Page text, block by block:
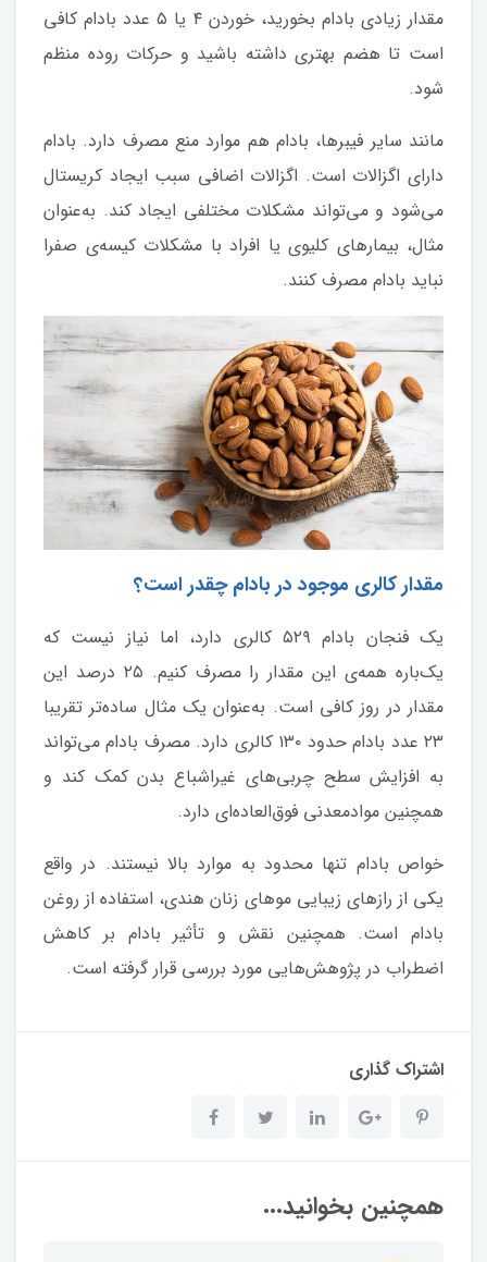
مقدار زیادی بادام بخورید، خوردن ۴ یا ۵ عدد بادام کافی
است تا هضم بهتری داشته باشید و حرکات روده منظم
شود.
مانند سایر فیبرها، بادام هم موارد منع مصرف دارد. بادام
دارای اگزالات است. اگزالات اضافی سبب ایجاد کریستال
می‌شود و می‌تواند مشکلات مختلفی ایجاد کند. به‌عنوان
مثال، بیمارهای کلیوی یا افراد با مشکلات کیسه‌ی صفرا
نباید بادام مصرف کنند.
مقدار کالری موجود در بادام چقدر است؟
یک فنجان بادام ۵۲۹ کالری دارد، اما نیاز نیست که
یک‌باره همه‌ی این مقدار را مصرف کنیم. ۲۵ درصد این
مقدار در روز کافی است. به‌عنوان یک مثال ساده‌تر تقریبا
۲۳ عدد بادام حدود ۱۳۰ کالری دارد. مصرف بادام می‌تواند
به افزایش سطح چربی‌های غیراشباع بدن کمک کند و
همچنین موادمعدنی فوق‌العاده‌ای دارد.
خواص بادام تنها محدود به موارد بالا نیستند. در واقع
یکی از رازهای زیبایی موهای زنان هندی، استفاده از روغن
بادام است. همچنین نقش و تأثیر بادام بر کاهش
اضطراب در پژوهش‌هایی مورد بررسی قرار گرفته است.
اشتراک گذاری
همچنین بخوانید...